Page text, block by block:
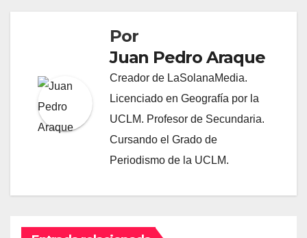
Por
Juan Pedro Araque
Creador de LaSolanaMedia.
Licenciado en Geografía por la
UCLM. Profesor de Secundaria.
Cursando el Grado de
Periodismo de la UCLM.